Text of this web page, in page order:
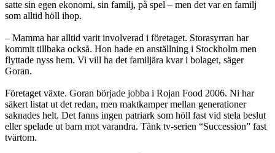
satte sin egen ekonomi, sin familj, på spel – men det var en familj
som alltid höll ihop.
– Mamma har alltid varit involverad i företaget. Storasyrran har
kommit tillbaka också. Hon hade en anställning i Stockholm men
flyttade nyss hem. Vi vill ha det familjära kvar i bolaget, säger
Goran.
Företaget växte. Goran började jobba i Rojan Food 2006. Ni har
säkert listat ut det redan, men maktkamper mellan generationer
saknades helt. Det fanns ingen patriark som höll fast vid stela beslut
eller spelade ut barn mot varandra. Tänk tv-serien “Succession” fast
tvärtom.